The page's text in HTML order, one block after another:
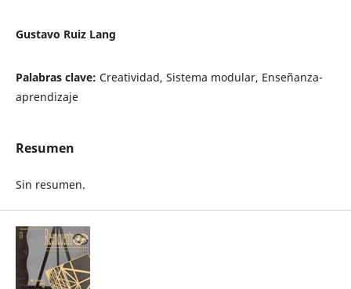
Gustavo Ruiz Lang
Palabras clave: Creatividad, Sistema modular, Enseñanza-
aprendizaje
Resumen
Sin resumen.